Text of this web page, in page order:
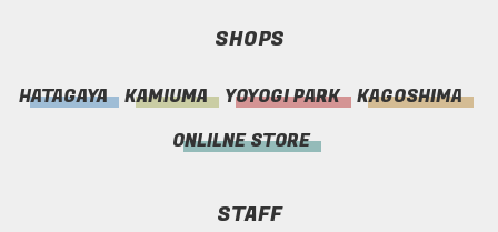
SHOPS
HATAGAYA KAMIUMA YOYOGI PARK
KAGOSHIMA
ONLILNE STORE
STAFF